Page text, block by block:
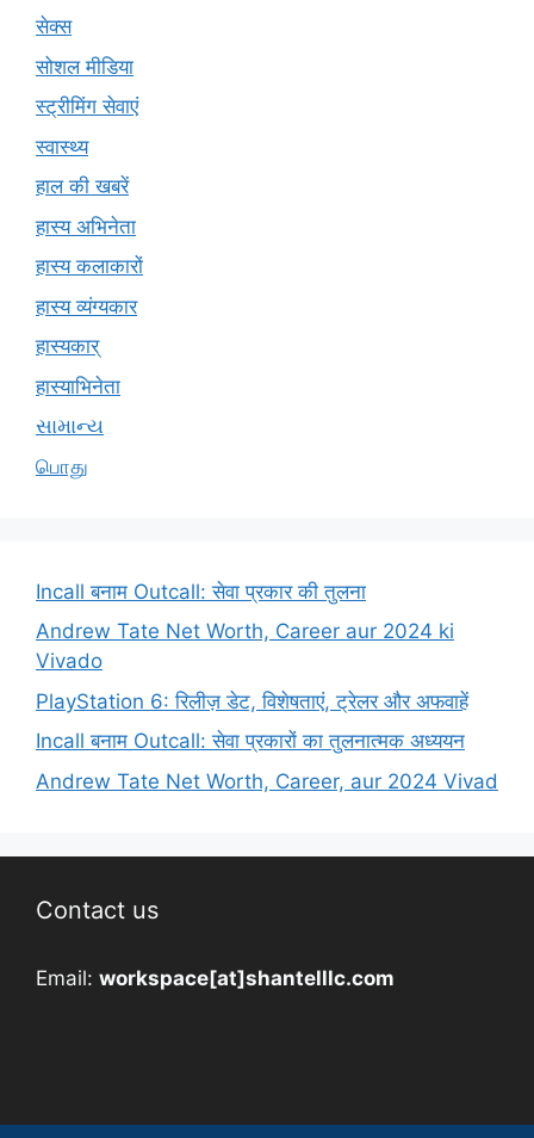
सेक्स
सोशल मीडिया
स्ट्रीमिंग सेवाएं
स्वास्थ्य
हाल की खबरें
हास्य अभिनेता
हास्य कलाकारों
हास्य व्यंग्यकार
हास्यकार्
हास्याभिनेता
સામાન્ય
பொது
Incall बनाम Outcall: सेवा प्रकार की तुलना
Andrew Tate Net Worth, Career aur 2024 ki
Vivado
PlayStation 6: रिलीज़ डेट, विशेषताएं, ट्रेलर और अफवाहें
Incall बनाम Outcall: सेवा प्रकारों का तुलनात्मक अध्ययन
Andrew Tate Net Worth, Career, aur 2024 Vivad
Contact us
Email: workspace[at]shantelllc.com